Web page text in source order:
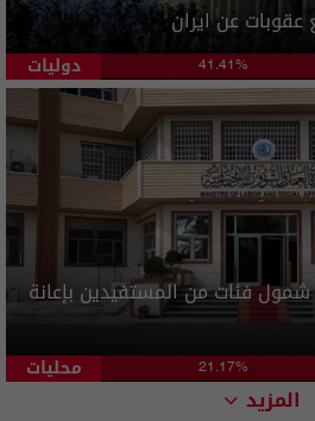
عقوبات عن ايران
دوليات 41.41%
فئات من المستفيدين بإعانة
محليات 21.17%
المزيد